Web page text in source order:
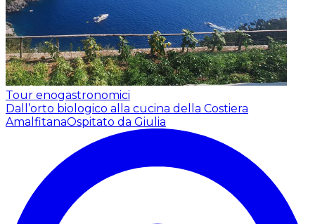
Tour enogastronomici
Dall’orto biologico alla cucina della Costiera
AmalfitanaOspitato da Giulia